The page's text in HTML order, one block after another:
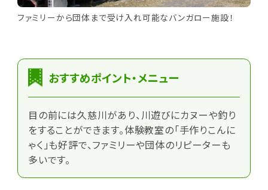
ファミリーから団体まで受け入れ可能なバンガロー施設！
おすすめポイント・メニュー
目の前には久慈川があり、川遊びにカヌーや釣り
をすることができます。体験教室の「手作りこんに
ゃく」も好評で、ファミリーや団体のリピーターも
多いです。